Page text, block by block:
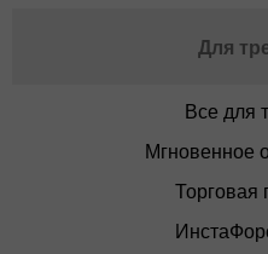
Для
Все для
Мгновенное